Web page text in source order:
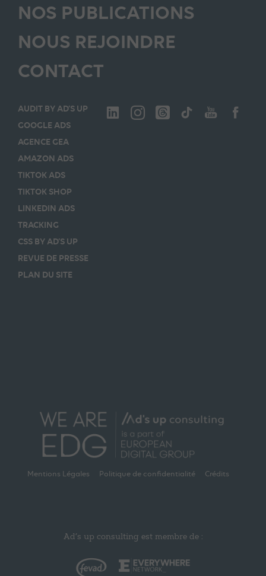
NOS PUBLICATIONS
NOUS REJOINDRE
CONTACT
AUDIT BY AD’S UP
GOOGLE ADS
AGENCE GEA
AMAZON ADS
TIKTOK ADS
TIKTOK SHOP
LINKEDIN ADS
TRACKING
CSS BY AD’S UP
REVUE DE PRESSE
PLAN DU SITE
Mentions Légales Politique de confidentialité Crédits
Ad’s up consulting est membre de :